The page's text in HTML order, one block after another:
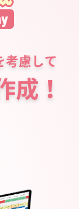
考慮して
成！